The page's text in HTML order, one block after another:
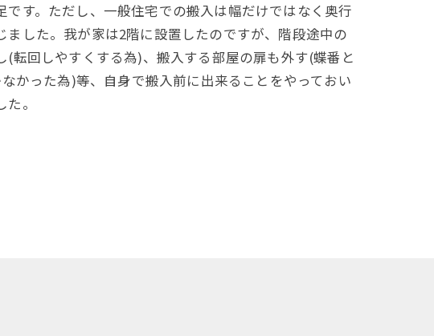
です。ただし、一般住宅での搬入は幅だけではなく奥行
ました。我が家は2階に設置したのですが、階段途中の
(転回しやすくする為)、搬入する部屋の扉も外す(蝶番と
かった為)等、自身で搬入前に出来ることをやっておい
。